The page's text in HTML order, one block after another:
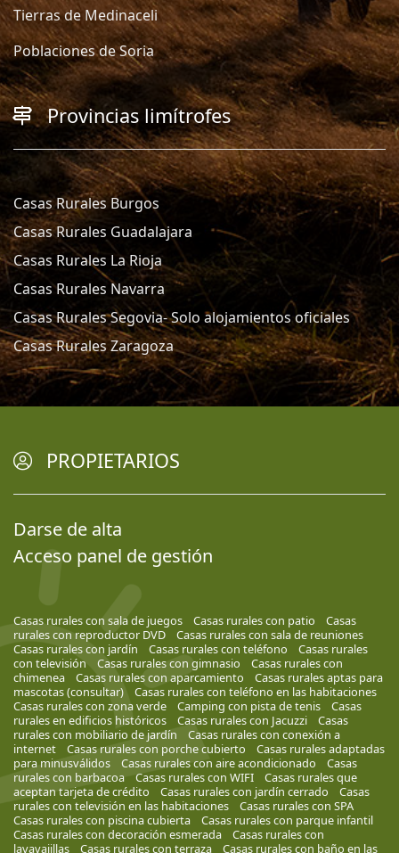
Tierras de Medinaceli
Poblaciones de Soria
Provincias limítrofes
Casas Rurales Burgos
Casas Rurales Guadalajara
Casas Rurales La Rioja
Casas Rurales Navarra
Casas Rurales Segovia- Solo alojamientos oficiales
Casas Rurales Zaragoza
PROPIETARIOS
Darse de alta
Acceso panel de gestión
Casas rurales con sala de juegos Casas rurales con patio
Casas
rurales con reproductor DVD
Casas rurales con sala de reuniones
Casas rurales con jardín
Casas rurales con teléfono
Casas rurales
con televisión
Casas rurales con gimnasio
Casas rurales con
chimenea
Casas rurales con aparcamiento
Casas rurales aptas para
mascotas (consultar)
Casas rurales con teléfono en las habitaciones
Casas rurales con zona verde
Camping con pista de tenis
Casas
rurales en edificios históricos
Casas rurales con Jacuzzi
Casas
rurales con mobiliario de jardín
Casas rurales con conexión a
internet
Casas rurales con porche cubierto
Casas rurales adaptadas
para minusválidos
Casas rurales con aire acondicionado
Casas
rurales con barbacoa
Casas rurales con WIFI
Casas rurales que
aceptan tarjeta de crédito
Casas rurales con jardín cerrado
Casas
rurales con televisión en las habitaciones
Casas rurales con SPA
Casas rurales con piscina cubierta
Casas rurales con parque infantil
Casas rurales con decoración esmerada
Casas rurales con
lavavajillas
Casas rurales con terraza Casas rurales con baño en las